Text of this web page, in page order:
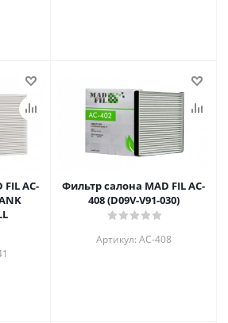
AC-
Фильтр салона MAD FIL АC-
408 (D09V-V91-030)
Артикул: АC-408